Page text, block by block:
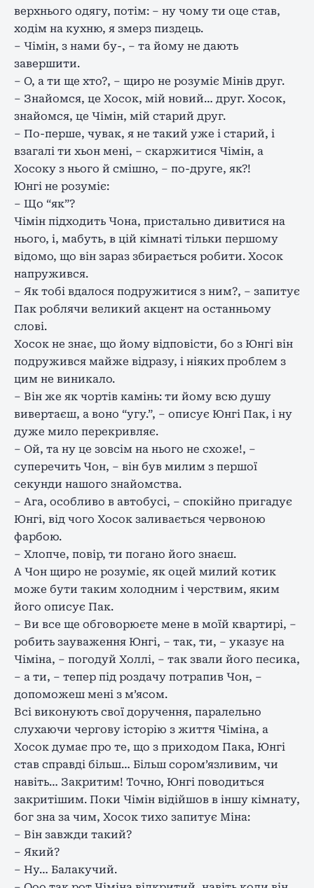
верхнього одягу, потім: – ну чому ти оце став,
ходім на кухню, я змерз пиздець.
– Чімін, з нами бу-, – та йому не дають
завершити.
– О, а ти ще хто?, – щиро не розуміє Мінів друг.
– Знайомся, це Хосок, мій новий… друг. Хосок,
знайомся, це Чімін, мій старий друг.
– По-перше, чувак, я не такий уже і старий, і
взагалі ти хьон мені, – скаржитися Чімін, а
Хосоку з нього й смішно, – по-друге, як?!
Юнгі не розуміє:
– Що “як”?
Чімін підходить Чона, пристально дивитися на
нього, і, мабуть, в цій кімнаті тільки першому
відомо, що він зараз збирається робити. Хосок
напружився.
– Як тобі вдалося подружитися з ним?, – запитує
Пак роблячи великий акцент на останньому
слові.
Хосок не знає, що йому відповісти, бо з Юнгі він
подружився майже відразу, і ніяких проблем з
цим не виникало.
– Він же як чортів камінь: ти йому всю душу
вивертаєш, а воно “угу.”, – описує Юнгі Пак, і ну
дуже мило перекривляє.
– Ой, та ну це зовсім на нього не схоже!, –
суперечить Чон, – він був милим з першої
секунди нашого знайомства.
– Ага, особливо в автобусі, – спокійно пригадує
Юнгі, від чого Хосок заливається червоною
фарбою.
– Хлопче, повір, ти погано його знаєш.
А Чон щиро не розуміє, як оцей милий котик
може бути таким холодним і черствим, яким
його описує Пак.
– Ви все ще обговорюєте мене в моїй квартирі, –
робить зауваження Юнгі, – так, ти, – указує на
Чіміна, – погодуй Холлі, – так звали його песика,
– а ти, – тепер під роздачу потрапив Чон, –
допоможеш мені з м’ясом.
Всі виконують свої доручення, паралельно
слухаючи чергову історію з життя Чіміна, а
Хосок думає про те, що з приходом Пака, Юнгі
став справді більш… Більш сором’язливим, чи
навіть… Закритим! Точно, Юнгі поводиться
закритішим. Поки Чімін відійшов в іншу кімнату,
бог зна за чим, Хосок тихо запитує Міна:
– Він завжди такий?
– Який?
– Ну… Балакучий.